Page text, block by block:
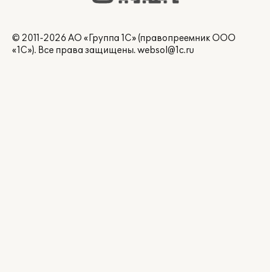
© 2011-2026 АО «Группа 1С» (правопреемник ООО
«1С»). Все права защищены. websol@1c.ru